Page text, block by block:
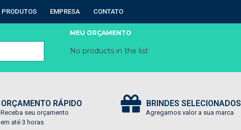
PRODUTOS EMPRESA CONTATO
MEU ORÇAMENTO
No products in the list
ORÇAMENTO RÁPIDO
Receba seu orçamento
em até 3 horas
BRINDES SELECIONADOS
Agregamos valor a sua marca